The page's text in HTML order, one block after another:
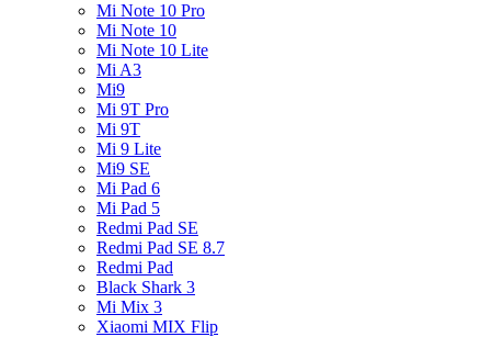
Mi Note 10 Pro
Mi Note 10
Mi Note 10 Lite
Mi A3
Mi9
Mi 9T Pro
Mi 9T
Mi 9 Lite
Mi9 SE
Mi Pad 6
Mi Pad 5
Redmi Pad SE
Redmi Pad SE 8.7
Redmi Pad
Black Shark 3
Mi Mix 3
Xiaomi MIX Flip